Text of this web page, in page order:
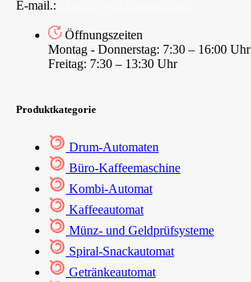
E-mail.:
Öffnungszeiten
Montag - Donnerstag: 7:30 – 16:00 Uhr
Freitag: 7:30 – 13:30 Uhr
Produktkategorie
Drum-Automaten
Büro-Kaffeemaschine
Kombi-Automat
Kaffeeautomat
Münz- und Geldprüfsysteme
Spiral-Snackautomat
Getränkeautomat